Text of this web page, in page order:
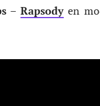
– Rapsodyen